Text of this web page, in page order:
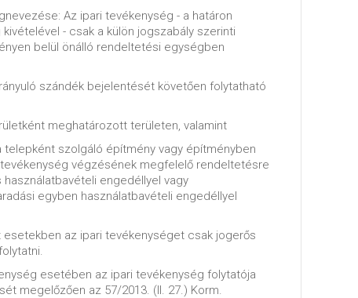
Az ipari tevékenység - a határon
- csak a külön jogszabály szerinti
belül önálló rendeltetési egységben
szándék bejelentését követően folytatható
meghatározott területen, valamint
telepként szolgáló építmény vagy építményben
végzésének megfelelő rendeltetésre
engedéllyel vagy
egyben használatbavételi engedéllyel
az ipari tevékenységet csak jogerős
esetében az ipari tevékenység folytatója
megelőzően az 57/2013. (II. 27.) Korm.